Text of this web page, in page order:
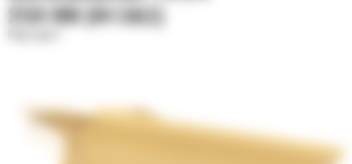
2134 MM (84 CALE)